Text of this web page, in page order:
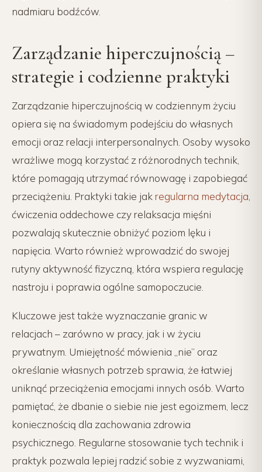
nadmiaru bodźców.
Zarządzanie hiperczujnością –
strategie i codzienne praktyki
Zarządzanie hiperczujnością w codziennym życiu
opiera się na świadomym podejściu do własnych
emocji oraz relacji interpersonalnych. Osoby wysoko
wrażliwe mogą korzystać z różnorodnych technik,
które pomagają utrzymać równowagę i zapobiegać
przeciążeniu. Praktyki takie jakregularna medytacja
ćwiczenia oddechowe czy relaksacja mięśni
pozwalają skutecznie obniżyć poziom lęku i
napięcia. Warto również wprowadzić do swojej
rutyny aktywność fizyczną, która wspiera regulację
nastroju i poprawia ogólne samopoczucie.
Kluczowe jest także wyznaczanie granic w
relacjach – zarówno w pracy, jak i w życiu
prywatnym. Umiejętność mówienia „nie” oraz
określanie własnych potrzeb sprawia, że łatwiej
uniknąć przeciążenia emocjami innych osób. Warto
pamiętać, że dbanie o siebie nie jest egoizmem, lecz
koniecznością dla zachowania zdrowia
psychicznego. Regularne stosowanie tych technik i
praktyk pozwala lepiej radzić sobie z wyzwaniami,